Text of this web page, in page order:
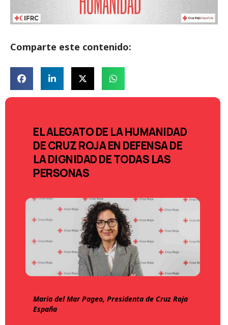
Comparte este contenido:
EL ALEGATO DE LA HUMANIDAD
DE CRUZ ROJA EN DEFENSA DE
LA DIGNIDAD DE TODAS LAS
PERSONAS
Maria del Mar Pageo, Presidenta de Cruz Roja
España